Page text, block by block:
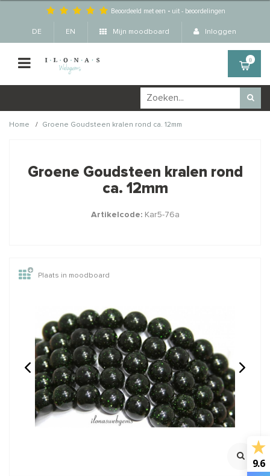
Beoordeeld met een - uit -beoordelingen
DE EN Mijn moodboard Inloggen
0
Home / Groene Goudsteen kralen rond ca. 12mm
producten ook interessant
Blauwe Goudsteen
kralen rond ca. 2mm
€4,95 Incl. btw
€4,09
Onyx kralen rond ca.
3mm
100% Natuurlijk
Streng ca. 39cm
€4,95 Incl. btw
€4,09 Excl. btw
Groene Goudsteen kralen rond
ca. 12mm
Artikelcode:Kar5-76a
Plaats in moodboard
9.6